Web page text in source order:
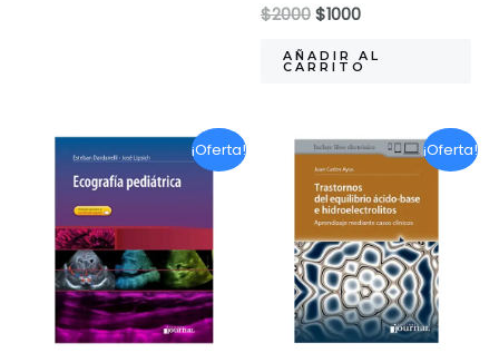
$2000El
original
era:
$1000El
actual
es:
AÑADIR AL
CARRITO
¡Oferta! ¡Oferta!